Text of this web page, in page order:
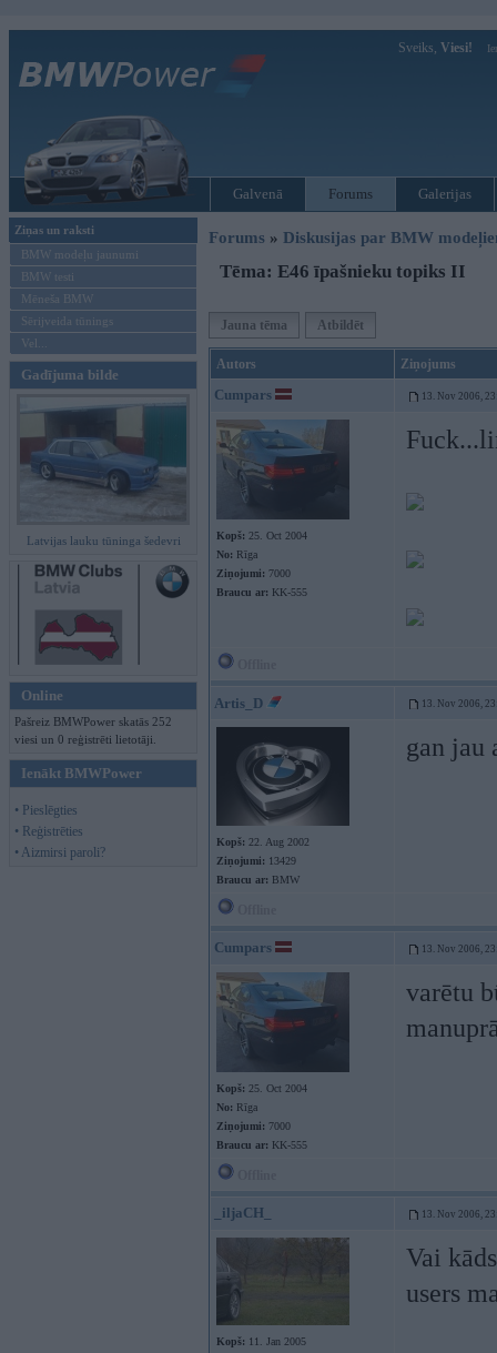
Sveiks, Viesi!
Galvenā Forums Galerijas
Ziņas un raksti
BMW modeļu jaunumi
BMW testi
Mēneša BMW
Sērijveida tūnings
Vel...
Gadījuma bilde
Latvijas lauku tūninga šedevri
Online
Pašreiz BMWPower skatās 252
viesi un 0 reģistrēti lietotāji.
Ienākt BMWPower
• Pieslēgties
• Reģistrēties
• Aizmirsi paroli?
Forums » Diskusijas par BMW
Tēma: E46 īpašnieku topiks II
Jauna tēma Atbildēt
Autors Ziņojums
Cumpars 13. Nov 2006,
Kopš: 25. Oct 2004
No: Rīga
Ziņojumi: 7000
Braucu ar: KK-555
Artis_D 13. Nov 2006,
Kopš: 22. Aug 2002
Ziņojumi: 13429
Braucu ar: BMW
gan jau
Cumpars 13. Nov 2006,
Kopš: 25. Oct 2004
No: Rīga
Ziņojumi: 7000
Braucu ar: KK-555
varētu
_iljaCH_ 13. Nov 2006,
Kopš: 11. Jan 2005
Vai
users